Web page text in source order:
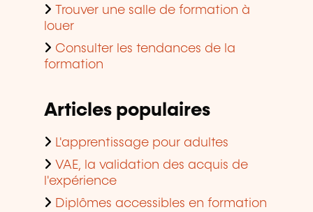
Trouver une salle de formation à
louer
Consulter les tendances de la
formation
Articles populaires
L'apprentissage pour adultes
VAE, la validation des acquis de
l'expérience
Diplômes accessibles en formation